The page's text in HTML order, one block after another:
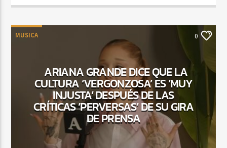
MUSICA 0
ARIANA GRANDE DICE QUE LA
CULTURA ‘VERGONZOSA’ ES ‘MUY
INJUSTA’ DESPUÉS DE LAS
CRÍTICAS ‘PERVERSAS’ DE SU GIRA
DE PRENSA